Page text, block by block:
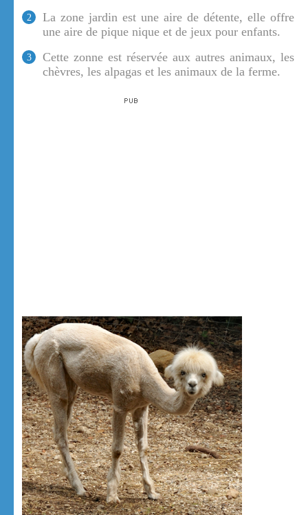
2
La zone jardin est une aire de détente, elle offre
une aire de pique nique et de jeux pour enfants.
3
Cette zonne est réservée aux autres animaux, les
chèvres, les alpagas et les animaux de la ferme.